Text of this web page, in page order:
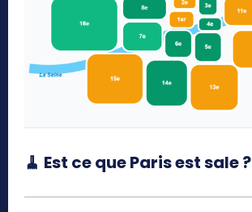
🧹 Est ce que Paris est sale ?